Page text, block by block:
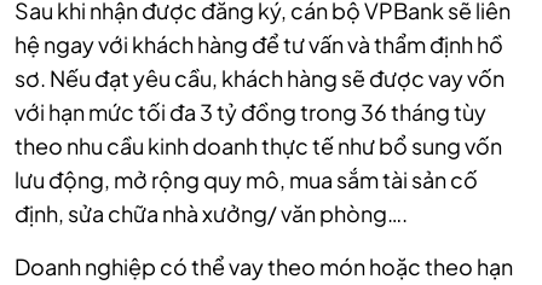
Sau khi nhận được đăng ký, cán bộ VPBank sẽ liên
hệ ngay với khách hàng để tư vấn và thẩm định hồ
sơ. Nếu đạt yêu cầu, khách hàng sẽ được vay vốn
với hạn mức tối đa 3 tỷ đồng trong 36 tháng tùy
theo nhu cầu kinh doanh thực tế như bổ sung vốn
lưu động, mở rộng quy mô, mua sắm tài sản cố
định, sửa chữa nhà xưởng/ văn phòng….
Doanh nghiệp có thể vay theo món hoặc theo hạn